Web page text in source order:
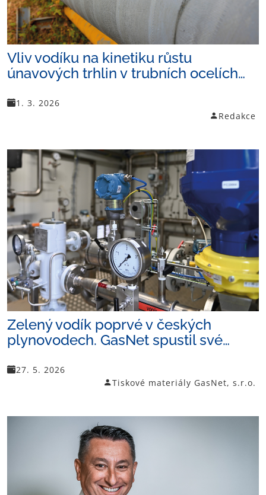
Vliv vodíku na kinetiku růstu
únavových trhlin v trubních ocelích…
1. 3. 2026
Redakce
Zelený vodík poprvé v českých
plynovodech. GasNet spustil své…
27. 5. 2026
Tiskové materiály GasNet, s.r.o.